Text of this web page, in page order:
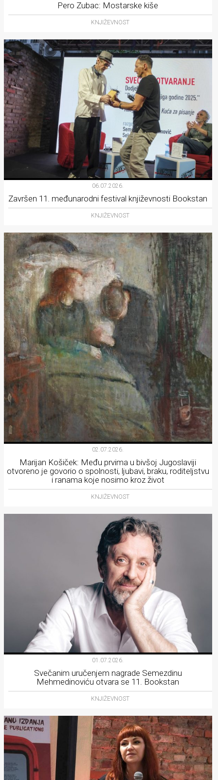
Pero Zubac: Mostarske kiše
KNJIŽEVNOST
06.07.2026.
Završen 11. međunarodni festival književnosti Bookstan
KNJIŽEVNOST
02.07.2026.
Marijan Košiček: Među prvima u bivšoj Jugoslaviji
otvoreno je govorio o spolnosti, ljubavi, braku, roditeljstvu
i ranama koje nosimo kroz život
KNJIŽEVNOST
01.07.2026.
Svečanim uručenjem nagrade Semezdinu
Mehmedinoviću otvara se 11. Bookstan
KNJIŽEVNOST